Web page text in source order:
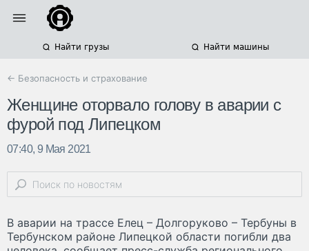
Найти грузы Найти машины
← Безопасность и страхование
Женщине оторвало голову в аварии с
фурой под Липецком
07:40, 9 Мая 2021
В аварии на трассе Елец – Долгоруково – Тербуны в
Тербунском районе Липецкой области погибли два